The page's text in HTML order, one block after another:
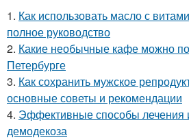
1. Как использовать масло с
полное руководство
2. Какие необычные кафе можно
Петербурге
3. Как сохранить мужское
основные советы и рекомендации
4. Эффективные способы лечения
демодекоза